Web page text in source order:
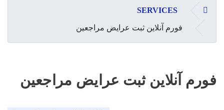
صفحه اصلیSERVICES
فورم آنلاین ثبت عرایض مراجعین
فورم آنلاین ثبت عرایض مراجعین